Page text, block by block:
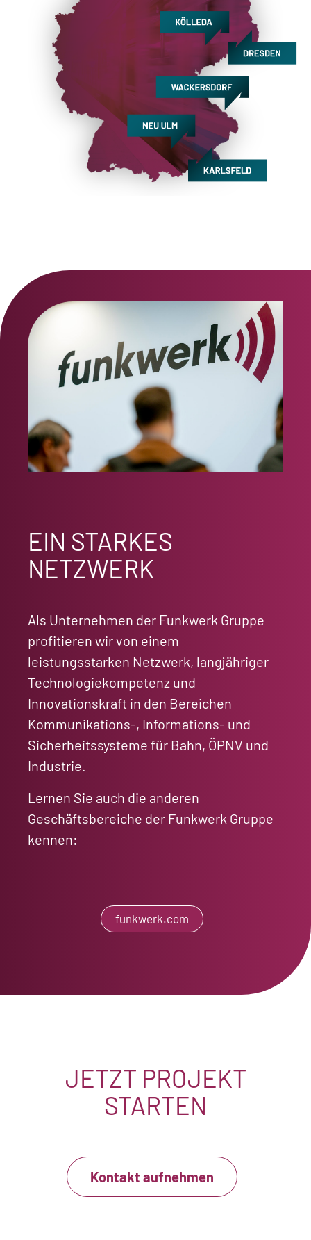
EIN STARKES
NETZWERK
Als Unternehmen der Funkwerk Gruppe
profitieren wir von einem
leistungsstarken Netzwerk, langjähriger
Technologiekompetenz und
Innovationskraft in den Bereichen
Kommunikations-, Informations- und
Sicherheitssysteme für Bahn, ÖPNV und
Industrie.
Lernen Sie auch die anderen
Geschäftsbereiche der Funkwerk Gruppe
kennen:
funkwerk.com
JETZT PROJEKT
STARTEN
Kontakt aufnehmen